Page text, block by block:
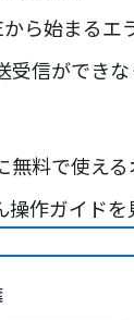
ら始まるエ
受信ができ
無料で使え
操作ガイドを
ない／送受